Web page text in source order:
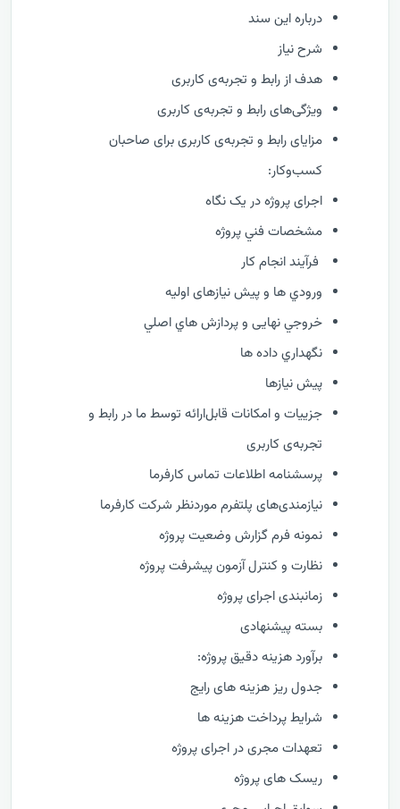
درباره این سند
شرح نیاز
هدف از رابط و تجربه‌ی کاربری
ویژگی‌های رابط و تجربه‌ی کاربری
مزایای رابط و تجربه‌ی کاربری برای صاحبان
کسب‌وکار:
اجرای پروژه در یک نگاه
مشخصات فني پروژه
فرآيند انجام کار
ورودي ها و پیش نیازهای اولیه
خروجي نهایی و پردازش هاي اصلي
نگهداري داده ها
پیش نیازها
جزییات و امکانات قابل‌ارائه توسط ما در رابط و
تجربه‌ی کاربری
پرسشنامه اطلاعات تماس کارفرما
نیازمندی‌های پلتفرم موردنظر شرکت کارفرما
نمونه فرم گزارش وضعيت پروژه
نظارت و كنترل آزمون پیشرفت پروژه
زمانبندی اجرای پروژه
بسته پیشنهادی
برآورد هزینه دقیق پروژه:
جدول ریز هزینه های رایج
شرایط پرداخت هزینه ها
تعهدات مجری در اجرای پروژه
ریسک های پروژه